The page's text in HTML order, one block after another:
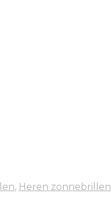
, Heren zonnebrillen